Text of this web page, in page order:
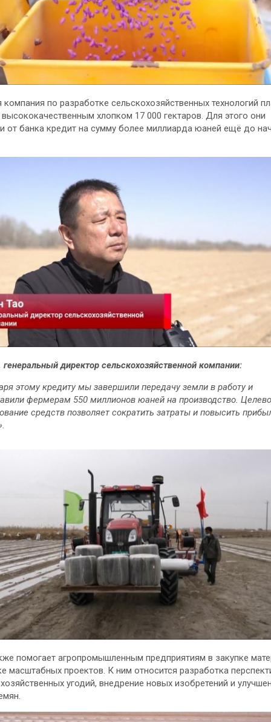
компания по разработке сельскохозяйственных технологий
высококачественным хлопком 17 000 гектаров. Для этого они
от банка кредит на сумму более миллиарда юаней ещё до
генеральный директор сельскохозяйственной компании:
этому кредиту мы завершили передачу земли в работу и
фермерам 550 миллионов юаней на производство.
средств позволяет сократить затраты и повысить
помогает агропромышленным предприятиям в закупке
масштабных проектов. К ним относится разработка
угодий, внедрение новых изобретений и